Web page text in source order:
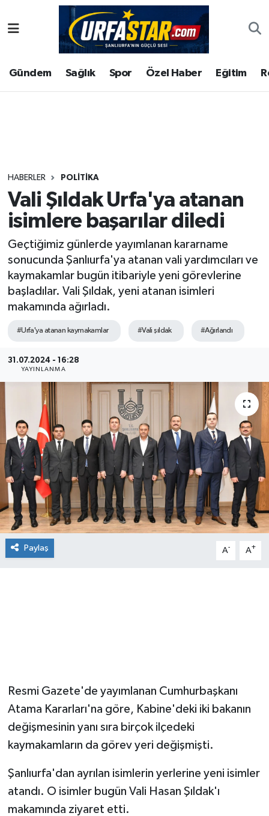
Gündem Sağlık Spor Özel Haber Eğitim
HABERLER POLITIKA
Vali Şıldak Urfa'ya atanan
isimlere başarılar diledi
Geçtiğimiz günlerde yayımlanan kararname
sonucunda Şanlıurfa'ya atanan vali yardımcıları ve
kaymakamlar bugün itibariyle yeni görevlerine
başladılar. Vali Şıldak, yeni atanan isimleri
makamında ağırladı.
#Urfa'ya atanan kaymakamlar #Vali şıldak #Ağırlandı
31.07.2024 - 16:28
YAYINLANMA
Paylaş A- A+
Resmi Gazete'de yayımlanan Cumhurbaşkanı
Atama Kararları'na göre, Kabine'deki iki bakanın
değişmesinin yanı sıra birçok ilçedeki
kaymakamların da görev yeri değişmişti.
Şanlıurfa'dan ayrılan isimlerin yerlerine yeni isimler
atandı. O isimler bugün Vali Hasan Şıldak'ı
makamında ziyaret etti.
ASAYİS
ÇEVRE
Gündem
Kültür
Magazin
Şanlıurfa Nöbetçi Eczaneler
Şanlıurfa Hava Durumu
Tüm Manşetler
Son Dakika Haberleri
Haber Arşivi